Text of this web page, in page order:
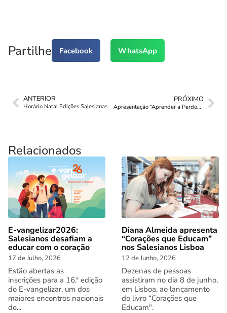
Partilhe Facebook WhatsApp
ANTERIOR
Horário Natal Edições Salesianas
PRÓXIMO
Apresentação “Aprender a Perdoar”
Relacionados
E-vangelizar2026:
Salesianos desafiam a
educar com o coração
17 de Julho, 2026
Estão abertas as
inscrições para a 16.ª edição
do E-vangelizar, um dos
maiores encontros nacionais
de...
Diana Almeida apresenta
“Corações que Educam”
nos Salesianos Lisboa
12 de Junho, 2026
Dezenas de pessoas
assistiram no dia 8 de junho,
em Lisboa, ao lançamento
do livro “Corações que
Educam".